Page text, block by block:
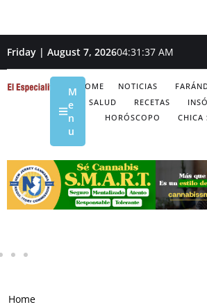
Friday | August 7, 202604:31:38 AM
HOME NOTICIAS
SALUD
RECETAS
HORÓSCOPO
CHICA
M
e
n
u
Home